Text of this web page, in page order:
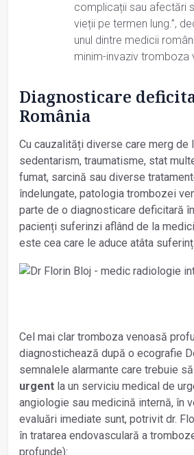
complicații sau afectări
vieții pe termen lung.”,
unul dintre medicii
minim-invaziv tromboza
Diagnosticare
România
Cu cauzalități diverse care merg de
sedentarism, traumatisme, stat
fumat, sarcină sau diverse
îndelungate, patologia trombozei
parte de o diagnosticare deficitară
pacienți suferinzi aflând de la
este cea care le aduce atâta
Cel mai clar tromboza venoasă
diagnostichează după o ecografie
semnalele alarmante care trebuie
urgent la un serviciu medical de
angiologie sau medicină internă, în
evaluări imediate sunt, potrivit dr.
în tratarea endovasculară a
profunde):